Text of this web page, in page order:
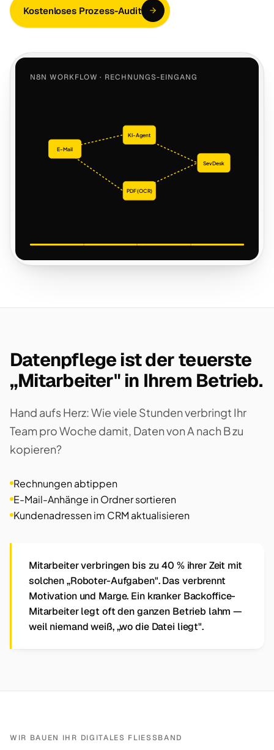
Kostenloses Prozess-Audit
N8N WORKFLOW · RECHNUNGS-EINGANG
E-Mail
KI-Agent
PDF (OCR)
SevDesk
Datenpflege ist der teuerste
„Mitarbeiter" in Ihrem Betrieb.
Hand aufs Herz: Wie viele Stunden verbringt Ihr
Team pro Woche damit, Daten von A nach B zu
kopieren?
Rechnungen abtippen
E-Mail-Anhänge in Ordner sortieren
Kundenadressen im CRM aktualisieren
Mitarbeiter verbringen bis zu 40 % ihrer Zeit mit
solchen „Roboter-Aufgaben". Das verbrennt
Motivation und Marge. Ein kranker Backoffice-
Mitarbeiter legt oft den ganzen Betrieb lahm —
weil niemand weiß, „wo die Datei liegt".
WIR BAUEN IHR DIGITALES FLIESSBAND